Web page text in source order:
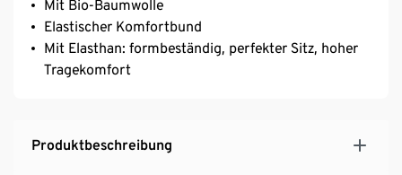
Mit Bio-Baumwolle
Elastischer Komfortbund
Mit Elasthan: formbeständig, perfekter Sitz, hoher
Tragekomfort
Produktbeschreibung